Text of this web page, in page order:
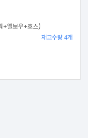
+엘보우+호스)
재고수량 4개